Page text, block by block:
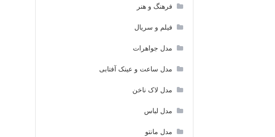
فرهنگ و هنر
فیلم و سریال
مدل جواهرات
مدل ساعت و عینک آفتابی
مدل لاک ناخن
مدل لباس
مدل مانتو